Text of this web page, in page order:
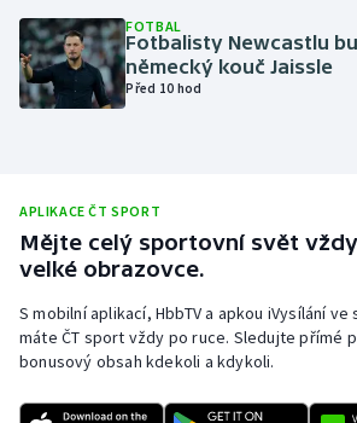
Parasport
Plavání
Ragby
Rychlobruslení
Rychlostní kanoistika
FOTBAL
Fotbalisty Newcastlu
německý kouč Jaissle
Před 10 hod
APLIKACE ČT SPORT
Mějte celý sportovní svět
velké obrazovce.
S mobilní aplikací, HbbTV a apkou iVysílání
máte ČT sport vždy po ruce. Sledujte přímé
bonusový obsah kdekoli a kdykoli.